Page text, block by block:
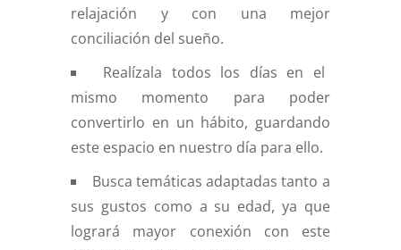
relajación y con una mejor
conciliación del sueño.
Realízala todos los días en el
mismo momento para poder
convertirlo en un hábito, guardando
este espacio en nuestro día para ello.
Busca temáticas adaptadas tanto a
sus gustos como a su edad, ya que
logrará mayor conexión con este